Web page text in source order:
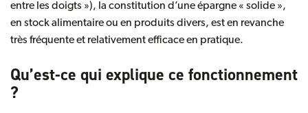
entre les doigts »), la constitution d’une épargne « solide »,
en stock alimentaire ou en produits divers, est en revanche
très fréquente et relativement efficace en pratique.
Qu’est-ce qui explique ce fonctionnement
?